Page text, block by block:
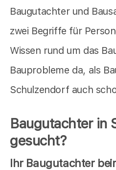
Baugutachter und
zwei Begriffe für
Wissen rund um das
Bauprobleme da, als
Schulzendorf auch
Baugutachter in
gesucht?
Ihr Baugutachter